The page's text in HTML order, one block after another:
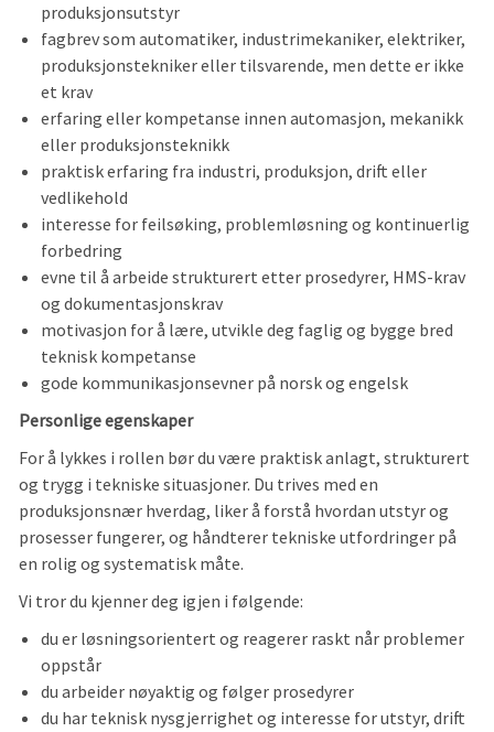
produksjonsutstyr
fagbrev som automatiker, industrimekaniker, elektriker,
produksjonstekniker eller tilsvarende, men dette er ikke
et krav
erfaring eller kompetanse innen automasjon, mekanikk
eller produksjonsteknikk
praktisk erfaring fra industri, produksjon, drift eller
vedlikehold
interesse for feilsøking, problemløsning og kontinuerlig
forbedring
evne til å arbeide strukturert etter prosedyrer, HMS-krav
og dokumentasjonskrav
motivasjon for å lære, utvikle deg faglig og bygge bred
teknisk kompetanse
gode kommunikasjonsevner på norsk og engelsk
Personlige egenskaper
For å lykkes i rollen bør du være praktisk anlagt, strukturert
og trygg i tekniske situasjoner. Du trives med en
produksjonsnær hverdag, liker å forstå hvordan utstyr og
prosesser fungerer, og håndterer tekniske utfordringer på
en rolig og systematisk måte.
Vi tror du kjenner deg igjen i følgende:
du er løsningsorientert og reagerer raskt når problemer
oppstår
du arbeider nøyaktig og følger prosedyrer
du har teknisk nysgjerrighet og interesse for utstyr, drift